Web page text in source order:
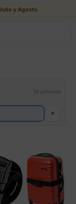
y Agosto
×
14 artículos